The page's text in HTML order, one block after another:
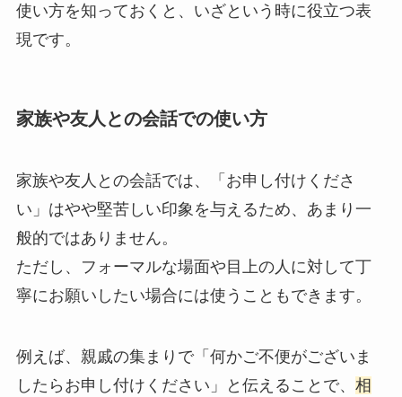
使い方を知っておくと、いざという時に役立つ表
現です。
家族や友人との会話での使い方
家族や友人との会話では、「お申し付けくださ
い」はやや堅苦しい印象を与えるため、あまり一
般的ではありません。
ただし、フォーマルな場面や目上の人に対して丁
寧にお願いしたい場合には使うこともできます。
例えば、親戚の集まりで「何かご不便がございま
したらお申し付けください」と伝えることで、 相